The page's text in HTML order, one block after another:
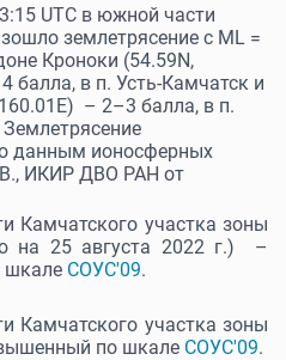
UTC в южной части
землетрясение с ML =
Кроноки (54.59N,
балла, в п. Усть-Камчатск и
– 2–3 балла, в п.
данным ионосферных
ИКИР ДВО РАН от
Камчатского участка зоны
на 25 августа 2022 г.) –
СОУС'09.
Камчатского участка зоны
по шкале СОУС'09.